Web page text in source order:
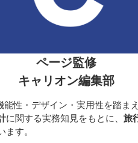
ページ監修
キャリオン編集部
性・デザイン・実用性を踏ま
に関する実務知見をもとに、 旅
す。